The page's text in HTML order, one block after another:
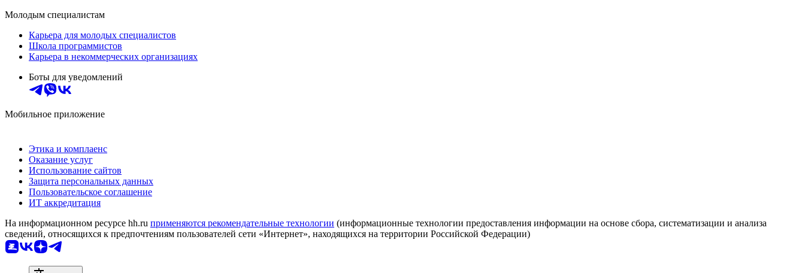
Молодым специалистам
Карьера для молодых специалистов
Школа программистов
Карьера в некоммерческих организациях
Боты для уведомлений
Мобильное приложение
Этика и комплаенс
Оказание услуг
Использование сайтов
Защита персональных данных
Пользовательское соглашение
ИТ аккредитация
На информационном ресурсе hh.ru применяются рекомендательные технологии (информационные технологии предоставления информации на основе сбора, систематизации и анализа
сведений, относящихся к предпочтениям пользователей сети «Интернет», находящихся на территории Российской Федерации)